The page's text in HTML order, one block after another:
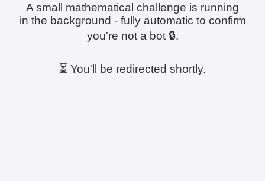
A small mathematical challenge is running
in the background - fully automatic to confirm
you're not a bot 🔒.
⏳ You'll be redirected shortly.